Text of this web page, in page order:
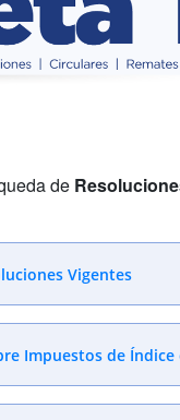
de
Vigentes
Impuestos de Índice